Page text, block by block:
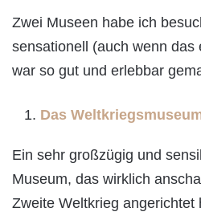
Zwei Museen habe ich
sensationell (auch wenn das
war so gut und erlebbar
Das
Ein sehr großzügig und
Museum, das wirklich
Zweite Weltkrieg angerichtet